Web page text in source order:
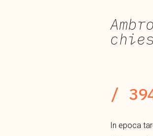
/
In epoca